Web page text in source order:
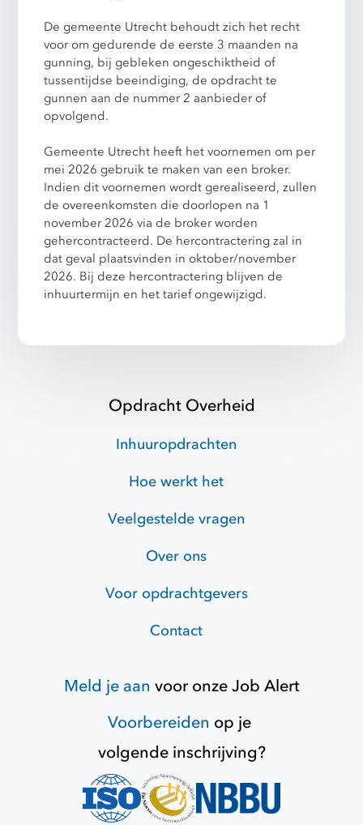
De gemeente Utrecht behoudt zich het recht
voor om gedurende de eerste 3 maanden na
gunning, bij gebleken ongeschiktheid of
tussentijdse beeindiging, de opdracht te
gunnen aan de nummer 2 aanbieder of
opvolgend.
Gemeente Utrecht heeft het voornemen om per
mei 2026 gebruik te maken van een broker.
Indien dit voornemen wordt gerealiseerd, zullen
de overeenkomsten die doorlopen na 1
november 2026 via de broker worden
gehercontracteerd. De hercontractering zal in
dat geval plaatsvinden in oktober/november
2026. Bij deze hercontractering blijven de
inhuurtermijn en het tarief ongewijzigd.
Opdracht Overheid
Inhuuropdrachten
Hoe werkt het
Veelgestelde vragen
Over ons
Voor opdrachtgevers
Contact
Meld je aan voor onzeJob Alert
Voorbereiden op je
volgende inschrijving?